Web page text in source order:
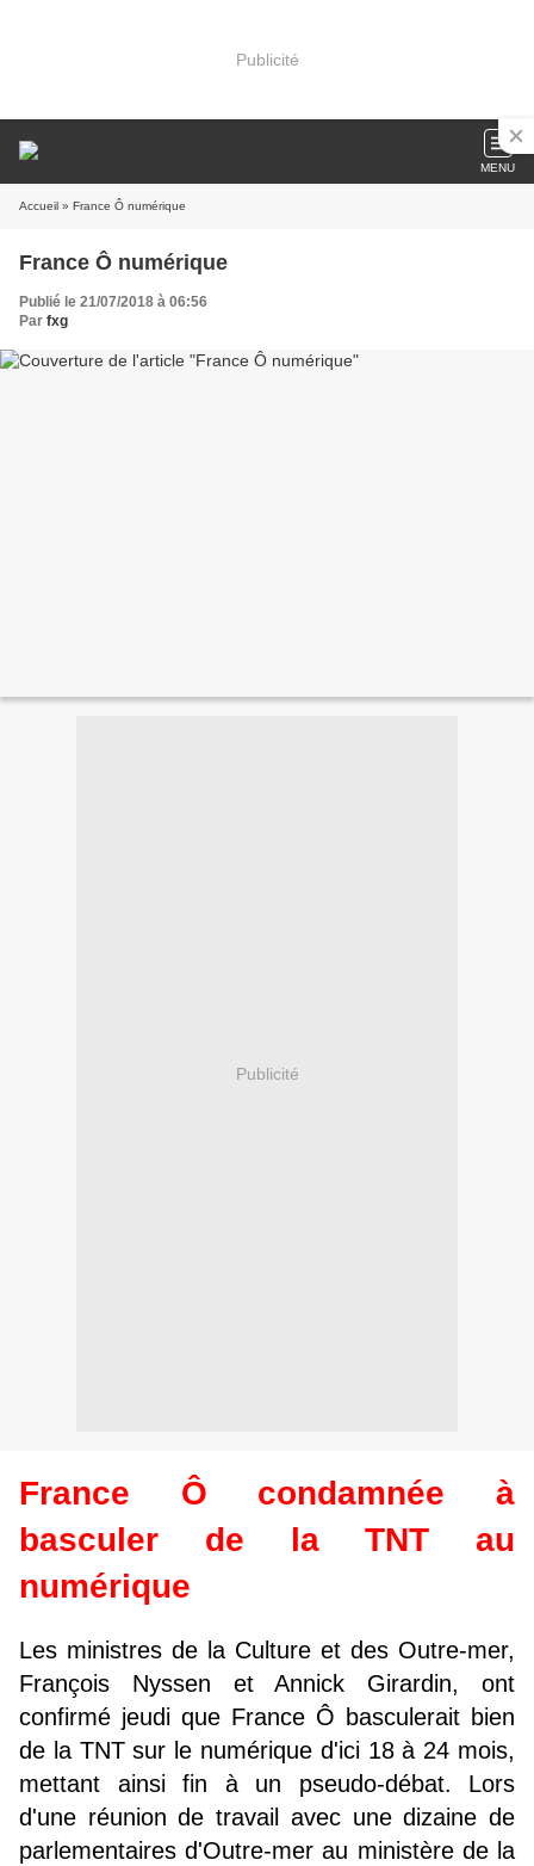
Publicité
MENU
Accueil » France Ô numérique
France Ô numérique
Publié le 21/07/2018 à 06:56
Par fxg
Publicité
France Ô condamnée à
basculer de la TNT au
numérique
Les ministres de la Culture et des Outre-mer,
François Nyssen et Annick Girardin, ont
confirmé jeudi que France Ô basculerait bien
de la TNT sur le numérique d'ici 18 à 24 mois,
mettant ainsi fin à un pseudo-débat. Lors
d'une réunion de travail avec une dizaine de
parlementaires d'Outre-mer au ministère de la